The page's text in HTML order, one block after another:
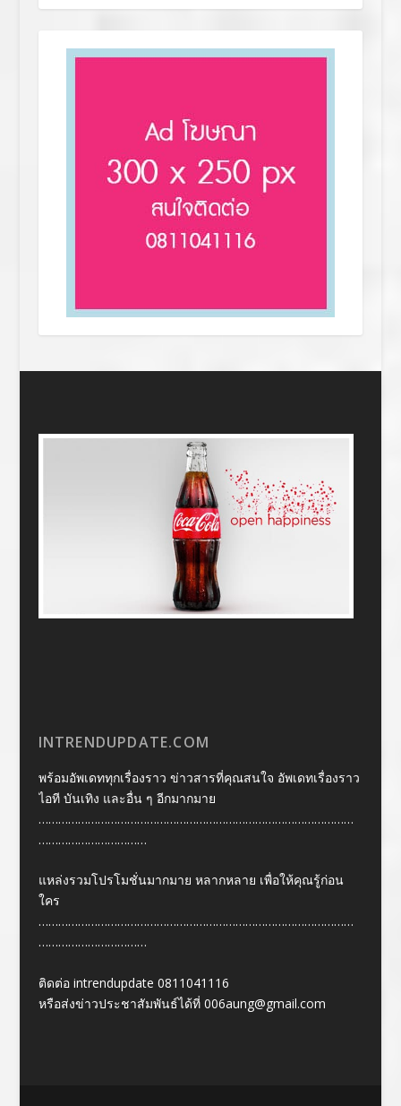
INTRENDUPDATE.COM
พร้อมอัพเดททุกเรื่องราว ข่าวสารที่คุณสนใจ อัพเดทเรื่องราว
ไอที บันเทิง และอื่น ๆ อีกมากมาย
……………………………………………………………………………………
……………………………
แหล่งรวมโปรโมชั่นมากมาย หลากหลาย เพื่อให้คุณรู้ก่อน
ใคร
……………………………………………………………………………………
……………………………
ติดต่อ intrendupdate 0811041116
หรือส่งข่าวประชาสัมพันธ์ได้ที่ 006aung@gmail.com